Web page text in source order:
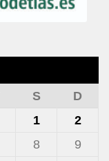
S
D
1
2
8
9